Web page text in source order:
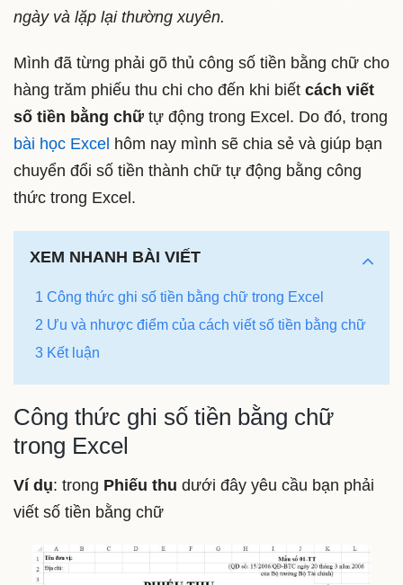
ngày và lặp lại thường xuyên.
Mình đã từng phải gõ thủ công số tiền bằng chữ cho
hàng trăm phiếu thu chi cho đến khi biết cách viết
số tiền bằng chữ tự động trong Excel. Do đó, trong
bài học Excel hôm nay mình sẽ chia sẻ và giúp bạn
chuyển đổi số tiền thành chữ tự động bằng công
thức trong Excel.
XEM NHANH BÀI VIẾT
1 Công thức ghi số tiền bằng chữ trong Excel
2 Ưu và nhược điểm của cách viết số tiền bằng chữ
3 Kết luận
Công thức ghi số tiền bằng chữ
trong Excel
Ví dụ: trong Phiếu thu dưới đây yêu cầu bạn phải
viết số tiền bằng chữ